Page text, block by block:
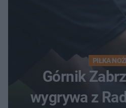
PIŁKA
Górnik
wygrywa z